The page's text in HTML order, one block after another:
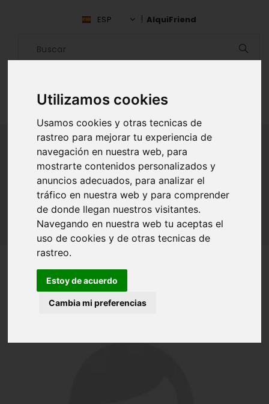
Utilizamos cookies
Usamos cookies y otras tecnicas de
rastreo para mejorar tu experiencia de
navegación en nuestra web, para
mostrarte contenidos personalizados y
anuncios adecuados, para analizar el
tráfico en nuestra web y para comprender
de donde llegan nuestros visitantes.
Navegando en nuestra web tu aceptas el
uso de cookies y de otras tecnicas de
rastreo.
Estoy de acuerdo
Cambia mi preferencias
ESP AlquiFriend
ALQUILAR AMIGO
Inicio Amigos Morelos Magy Llamas